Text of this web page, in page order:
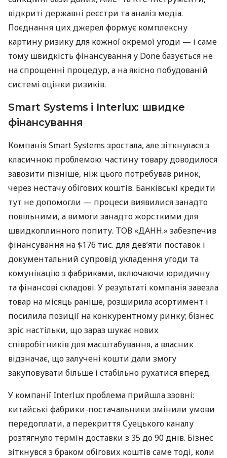
відкриті державні реєстри та аналіз медіа.
Поєднання цих джерел формує комплексну
картину ризику для кожної окремої угоди — і саме
тому швидкість фінансування у Done базується не
на спрощенні процедур, а на якісно побудованій
системі оцінки ризиків.
Smart Systems і Interlux: швидке
фінансування
Компанія Smart Systems зростала, але зіткнулася з
класичною проблемою: частину товару доводилося
завозити пізніше, ніж цього потребував ринок,
через нестачу обігових коштів. Банківські кредити
тут не допомогли — процеси виявилися занадто
повільними, а вимоги занадто жорсткими для
швидкоплинного попиту. ТОВ «ДАНН.» забезпечив
фінансування на $176 тис. для дев’яти поставок і
документальний супровід укладення угоди та
комунікацію з фабриками, включаючи юридичну
та фінансові складові. У результаті компанія завезла
товар на місяць раніше, розширила асортимент і
посилила позиції на конкурентному ринку; бізнес
зріс настільки, що зараз шукає нових
співробітників для масштабування, а власник
відзначає, що залучені кошти дали змогу
закуповувати більше і стабільно рухатися вперед.
У компанії Interlux проблема прийшла ззовні:
китайські фабрики-постачальники змінили умови
передоплати, а перекриття Суецького каналу
розтягнуло термін доставки з 35 до 90 днів. Бізнес
зіткнувся з браком обігових коштів саме тоді, коли